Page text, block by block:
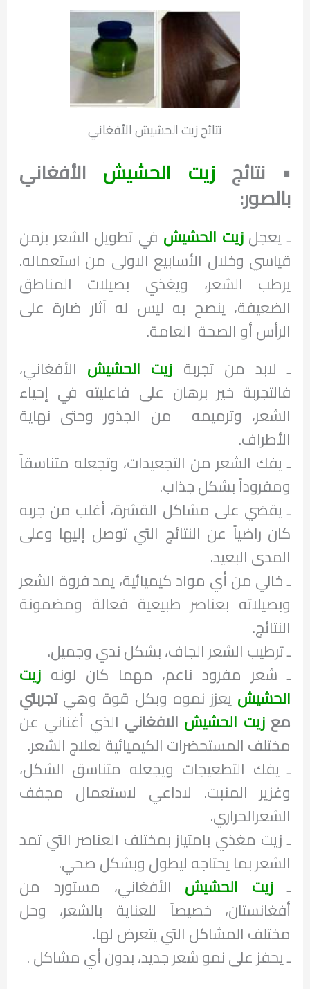
نتائج زيت الحشيش الأفغاني
• نتائج زيت الحشيش الأفغاني
بالصور:
ـ يعجلزيت الحشيش في تطويل الشعر بزمن
قياسي وخلال الأسابيع الاولى من استعماله.
يرطب الشعر، ويغذي بصيلات المناطق
الضعيفة، ينصح به ليس له آثار ضارة على
الرأس أو الصحة العامة.
ـ لابد من تجربة زيت الحشيش الأفغاني،
فالتجربة خير برهان على فاعليته في إحياء
الشعر، وترميمه من الجذور وحتى نهاية
الأطراف.
ـ يفك الشعر من التجعيدات، وتجعله متناسقاً
ومفروداً بشكل جذاب.
ـ يقضي على مشاكل القشرة، أغلب من جربه
كان راضياً عن النتائج التي توصل إليها وعلى
المدى البعيد.
ـ خالي من أي مواد كيميائية، يمد فروة الشعر
وبصيلاته بعناصر طبيعية فعالة ومضمونة
النتائج.
ـ ترطيب الشعر الجاف، بشكل ندي وجميل.
ـ شعر مفرود ناعم، مهما كان لونه زيت
الحشيش يعزز نموه وبكل قوة وهيتجربتي
مع زيت الحشيش الافغاني الذي أغناني عن
مختلف المستحضرات الكيميائية لعلاج الشعر.
ـ يفك التطعيجات ويجعله متناسق الشكل،
وغزير المنبت. لاداعي لاستعمال مجفف
الشعرالحراري.
ـ زيت مغذي بامتياز بمختلف العناصر التي تمد
الشعر بما يحتاجه ليطول وبشكل صحي.
ـزيت الحشيش الأفغاني، مستورد من
أفغانستان، خصيصاً للعناية بالشعر، وحل
مختلف المشاكل التي يتعرض لها.
ـ يحفز على نمو شعر جديد، بدون أي مشاكل .